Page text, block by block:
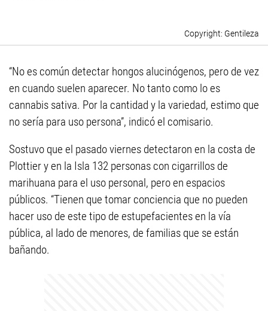
Gentileza
“No es común detectar hongos alucinógenos, pero de vez
en cuando suelen aparecer. No tanto como lo es
cannabis sativa. Por la cantidad y la variedad, estimo que
no sería para uso persona”, indicó el comisario.
Sostuvo que el pasado viernes detectaron en la costa de
Plottier y en la Isla 132 personas con cigarrillos de
marihuana para el uso personal, pero en espacios
públicos. “Tienen que tomar conciencia que no pueden
hacer uso de este tipo de estupefacientes en la vía
pública, al lado de menores, de familias que se están
bañando.